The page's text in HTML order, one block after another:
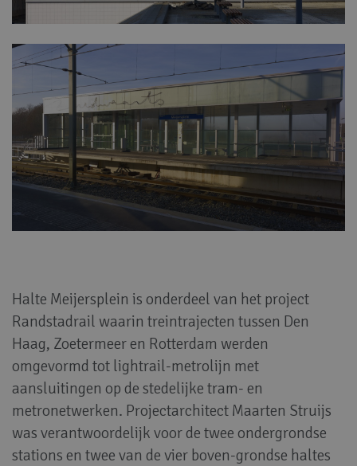
Halte Meijersplein is onderdeel van het project
Randstadrail waarin treintrajecten tussen Den
Haag, Zoetermeer en Rotterdam werden
omgevormd tot lightrail-metrolijn met
aansluitingen op de stedelijke tram- en
metronetwerken. Projectarchitect Maarten Struijs
was verantwoordelijk voor de twee ondergrondse
stations en twee van de vier boven-grondse haltes